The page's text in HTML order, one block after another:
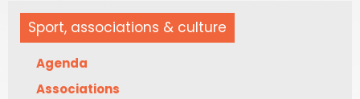
Sport, associations & culture
Agenda
Associations